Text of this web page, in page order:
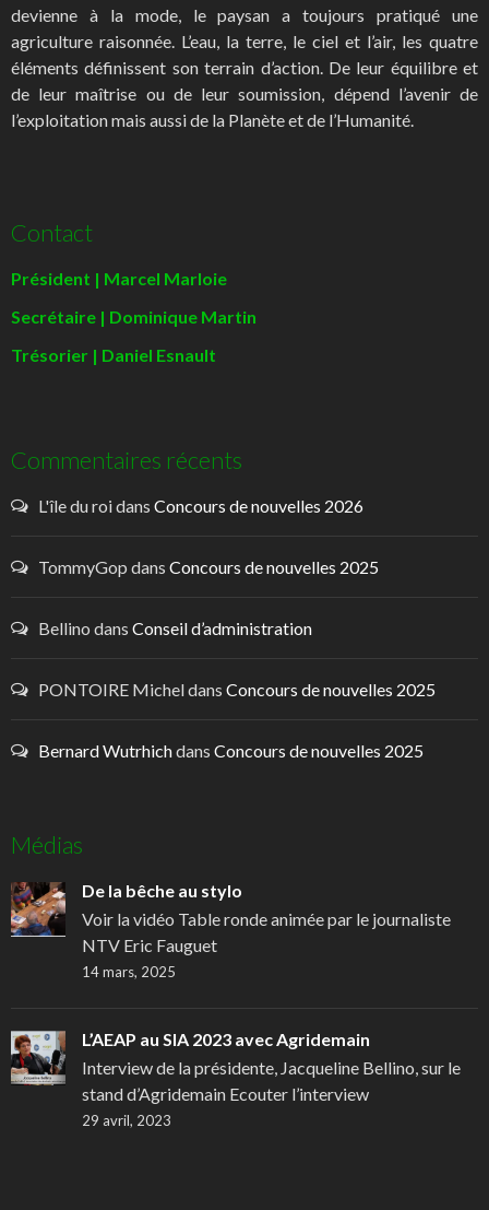
devienne à la mode, le paysan a toujours pratiqué une
agriculture raisonnée. L’eau, la terre, le ciel et l’air, les quatre
éléments définissent son terrain d’action. De leur équilibre et
de leur maîtrise ou de leur soumission, dépend l’avenir de
l’exploitation mais aussi de la Planète et de l’Humanité.
Contact
Président | Marcel Marloie
Secrétaire | Dominique Martin
Trésorier | Daniel Esnault
Commentaires récents
L'île du roidans Concours de nouvelles 2026
TommyGop dans Concours de nouvelles 2025
Bellino dans Conseil d’administration
PONTOIRE Micheldans Concours de nouvelles 2025
Bernard Wutrhichdans Concours de nouvelles 2025
Médias
De la bêche au stylo
Voir la vidéo Table ronde animée par le journaliste
NTV Eric Fauguet
14 mars, 2025
L’AEAP au SIA 2023 avec Agridemain
Interview de la présidente, Jacqueline Bellino, sur le
stand d’Agridemain Ecouter l’interview
29 avril, 2023